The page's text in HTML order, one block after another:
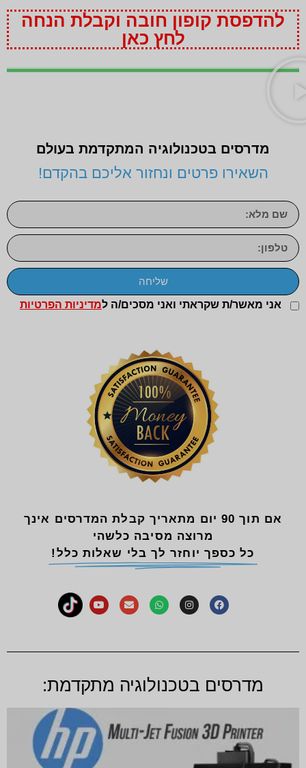
להדפסת קופון חובה וקבלת הנחה
לחץ כאן
מדרסים בטכנולוגיה המתקדמת בעולם
השאירו פרטים ונחזור אליכם בהקדם!
אני מאשר/ת שקראתי ואני מסכים/ה למדיניות הפרטיות
שליחה
אם תוך 90 יום מתאריך קבלת המדרסים אינך
מרוצה מסיבה כלשהי
כל כספך יוחזר לך בלי שאלות כלל!
מדרסים בטכנולוגיה מתקדמת: